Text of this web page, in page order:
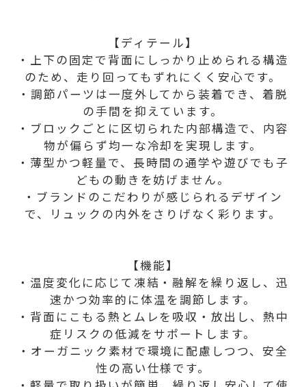
【ディテール】
・上下の固定で背面にしっかり止められる構造
のため、走り回ってもずれにくく安心です。
・調節パーツは一度外してから装着でき、着脱
の手間を抑えています。
・ブロックごとに区切られた内部構造で、内容
物が偏らず均一な冷却を実現します。
・薄型かつ軽量で、長時間の通学や遊びでも子
どもの動きを妨げません。
・ブランドのこだわりが感じられるデザイン
で、リュックの内外をさりげなく彩ります。
【機能】
・温度変化に応じて凍結・融解を繰り返し、迅
速かつ効率的に体温を調節します。
・背面にこもる熱とムレを吸収・放出し、熱中
症リスクの低減をサポートします。
・オーガニック素材で環境に配慮しつつ、安全
性の高い仕様です。